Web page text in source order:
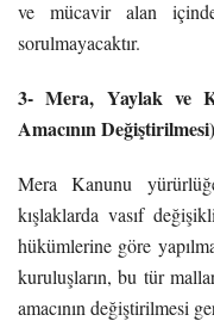
ve mücavir alan
sorulmayacaktır.
3- Mera, Yaylak ve
Amacının Değiştirilmesi)
Mera Kanunu
kışlaklarda vasıf
hükümlerine göre
kuruluşların, bu tür
amacının değiştirilmesi